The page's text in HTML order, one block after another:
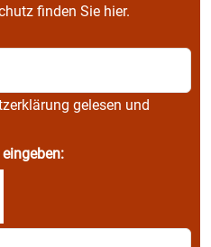
finden Sie hier.
gelesen und